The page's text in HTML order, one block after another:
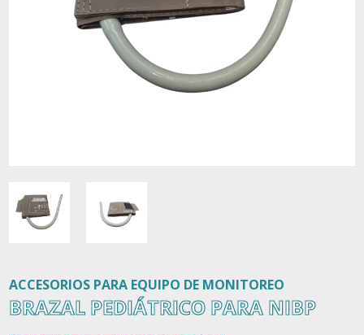
ACCESORIOS PARA EQUIPO DE MONITOREO
BRAZAL PEDIÁTRICO PARA NIBP